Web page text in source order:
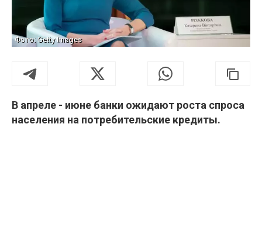
Фото: Getty Images
В апреле - июне банки ожидают роста спроса
населения на потребительские кредиты.